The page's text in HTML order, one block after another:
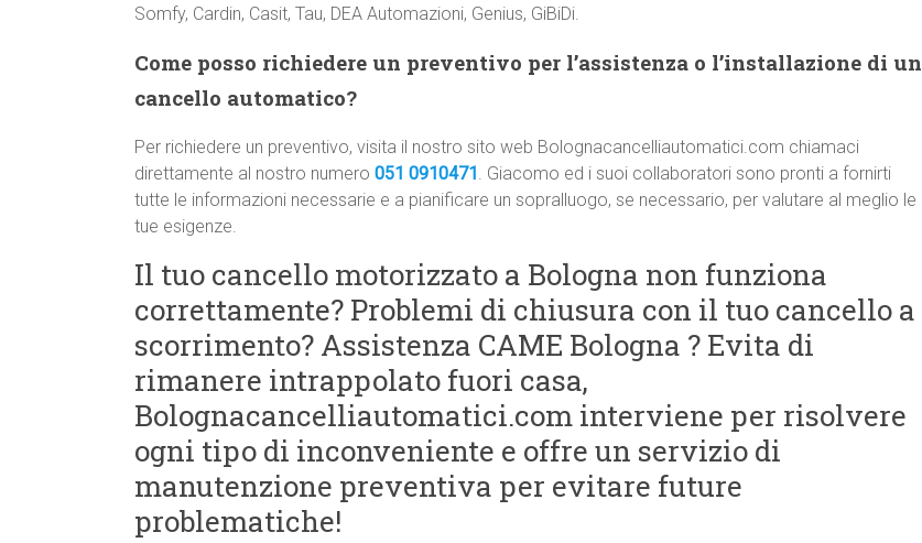
Somfy, Cardin, Casit, Tau, DEA Automazioni, Genius, GiBiDi.
Come posso richiedere un preventivo per l’assistenza o l’installazione di un
cancello automatico?
Per richiedere un preventivo, visita il nostro sito web Bolognacancelliautomatici.com chiamaci
direttamente al nostro numero 051 0910471 . Giacomo ed i suoi collaboratori sono pronti a fornirti
tutte le informazioni necessarie e a pianificare un sopralluogo, se necessario, per valutare al meglio le
tue esigenze.
Il tuo cancello motorizzato a Bologna non funziona
correttamente? Problemi di chiusura con il tuo cancello a
scorrimento? Assistenza CAME Bologna ? Evita di
rimanere intrappolato fuori casa,
Bolognacancelliautomatici.com interviene per risolvere
ogni tipo di inconveniente e offre un servizio di
manutenzione preventiva per evitare future
problematiche!